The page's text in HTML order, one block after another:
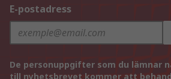
E-postadress
De personuppgifter som du lämnar
till nyhetsbrevet kommer att